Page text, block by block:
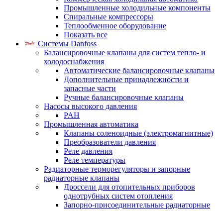
Промышленные холодильные компоненты
Спиральные компрессоры
Теплообменное оборудование
Показать все
Системы Danfoss
Балансировочные клапаны для систем тепло- и
холодоснабжения
Автоматические балансировочные клапаны
Дополнительные принадлежности и
запасные части
Ручные балансировочные клапаны
Насосы высокого давления
PAH
Промышленная автоматика
Клапаны соленоидные (электромагнитные)
Преобразователи давления
Реле давления
Реле температуры
Радиаторные терморегуляторы и запорные
радиаторные клапаны
Дроссели для отопительных приборов
однотрубных систем отопления
Запорно-присоединительные радиаторные